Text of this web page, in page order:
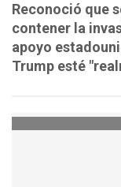
Reconoció que
contener la
apoyo
Trump esté